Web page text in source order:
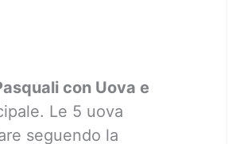
con Uova e
Le 5 uova
seguendo la